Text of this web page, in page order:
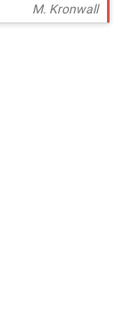
M. Kronwall